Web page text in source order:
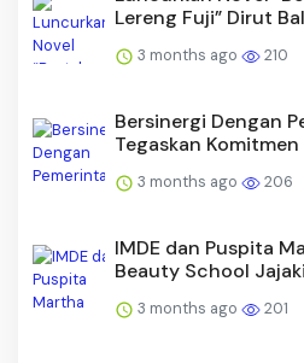
Lereng Fuji” Dirut
3 months ago 210
Bersinergi Dengan
Tegaskan Komitmen
3 months ago 206
IMDE dan Puspita
Beauty School Jajaki
3 months ago 201